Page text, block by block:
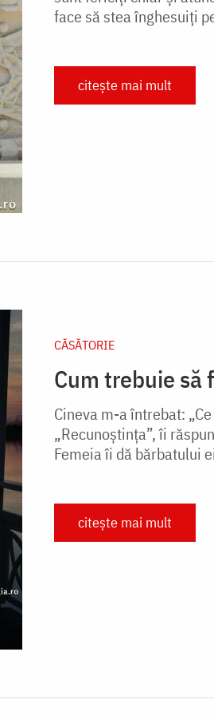
face să stea înghesuiţi
citește mai mult
CĂSĂTORIE
Cum trebuie să
Cineva m-a întrebat:
„Recunoştinţa”, îi
Femeia îi dă bărbatului
citește mai mult